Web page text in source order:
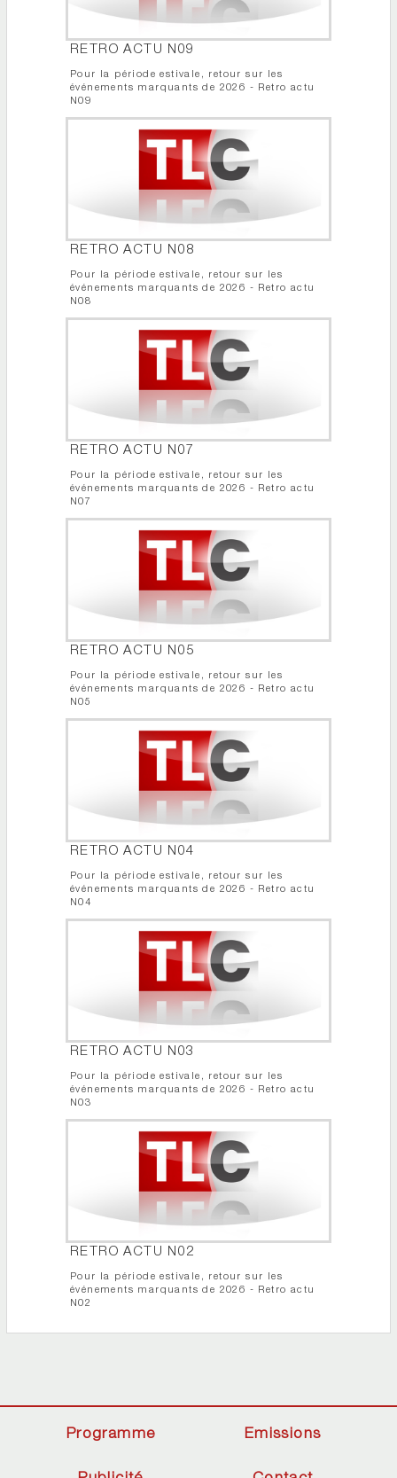
RETRO ACTU N09
Pour la période estivale, retour sur les
événements marquants de 2026 - Retro actu
N09
RETRO ACTU N08
Pour la période estivale, retour sur les
événements marquants de 2026 - Retro actu
N08
RETRO ACTU N07
Pour la période estivale, retour sur les
événements marquants de 2026 - Retro actu
N07
RETRO ACTU N05
Pour la période estivale, retour sur les
événements marquants de 2026 - Retro actu
N05
RETRO ACTU N04
Pour la période estivale, retour sur les
événements marquants de 2026 - Retro actu
N04
RETRO ACTU N03
Pour la période estivale, retour sur les
événements marquants de 2026 - Retro actu
N03
RETRO ACTU N02
Pour la période estivale, retour sur les
événements marquants de 2026 - Retro actu
N02
Programme Emissions